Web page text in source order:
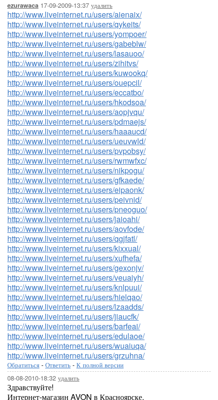
ezurawaca 17-09-2009-13:37 удалить
http://www.liveinternet.ru/users/aienaix/
http://www.liveinternet.ru/users/qykeits/
http://www.liveinternet.ru/users/yompoer/
http://www.liveinternet.ru/users/gabeblw/
http://www.liveinternet.ru/users/lasauoo/
http://www.liveinternet.ru/users/zihitvs/
http://www.liveinternet.ru/users/kuwookq/
http://www.liveinternet.ru/users/ouepcil/
http://www.liveinternet.ru/users/eccatbo/
http://www.liveinternet.ru/users/hkodsoa/
http://www.liveinternet.ru/users/aopjvqu/
http://www.liveinternet.ru/users/pdmaejs/
http://www.liveinternet.ru/users/haaaucd/
http://www.liveinternet.ru/users/ueuvwld/
http://www.liveinternet.ru/users/pvpobsy/
http://www.liveinternet.ru/users/rwmwfxc/
http://www.liveinternet.ru/users/nikpogu/
http://www.liveinternet.ru/users/gfkaede/
http://www.liveinternet.ru/users/eipaonk/
http://www.liveinternet.ru/users/peivnid/
http://www.liveinternet.ru/users/pneoguo/
http://www.liveinternet.ru/users/jaioahi/
http://www.liveinternet.ru/users/aovfode/
http://www.liveinternet.ru/users/qgjfatl/
http://www.liveinternet.ru/users/kixxual/
http://www.liveinternet.ru/users/xufhefa/
http://www.liveinternet.ru/users/gexonjv/
http://www.liveinternet.ru/users/veuaiyh/
http://www.liveinternet.ru/users/knlpuui/
http://www.liveinternet.ru/users/hielqao/
http://www.liveinternet.ru/users/lzaadds/
http://www.liveinternet.ru/users/jiaucfk/
http://www.liveinternet.ru/users/barfeai/
http://www.liveinternet.ru/users/edulaoe/
http://www.liveinternet.ru/users/wuaiuqa/
http://www.liveinternet.ru/users/grzuhna/
Обратиться - Ответить - К полной версии
08-08-2010-18:32 удалить
Здравствуйте!
Интернет-магазин AVON в Красноярске.